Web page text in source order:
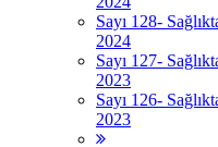
Sayı 128-
2024
Sayı 127-
2023
Sayı 126-
2023